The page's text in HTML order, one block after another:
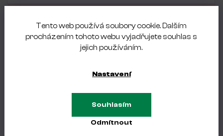
Tento web používá soubory cookie. Dalším
procházením tohoto webu vyjadřujete souhlas s
jejich používáním.
Nastavení
Odmítnout
Souhlasím